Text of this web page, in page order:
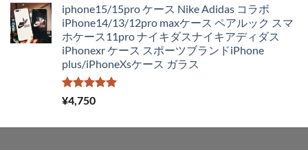
価
格
は
¥4,250
で
し
の
価
格
は
¥2,980
iphone15/15pro ケース Nike Adidas コラボ
iPhone14/13/12pro maxケース ペアルック スマ
ホケース11pro ナイキダスナイキアディダス
iPhonexr ケース スポーツブランドiPhone
plus/iPhoneXsケース ガラス
5段階中
5.00
¥4,750